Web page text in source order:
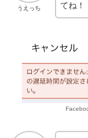
うえっち
てね！